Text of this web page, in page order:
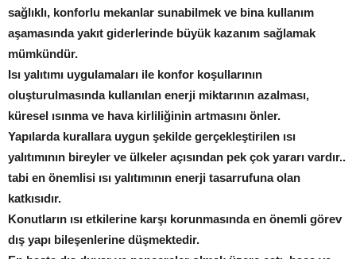
sağlıklı, konforlu mekanlar sunabilmek ve bina kullanım
aşamasında yakıt giderlerinde büyük kazanım sağlamak
mümkündür.
Isı yalıtımı uygulamaları ile konfor koşullarının
oluşturulmasında kullanılan enerji miktarının azalması,
küresel ısınma ve hava kirliliğinin artmasını önler.
Yapılarda kurallara uygun şekilde gerçekleştirilen ısı
yalıtımının bireyler ve ülkeler açısından pek çok yararı vardır..
tabi en önemlisi ısı yalıtımının enerji tasarrufuna olan
katkısıdır.
Konutların ısı etkilerine karşı korunmasında en önemli görev
dış yapı bileşenlerine düşmektedir.